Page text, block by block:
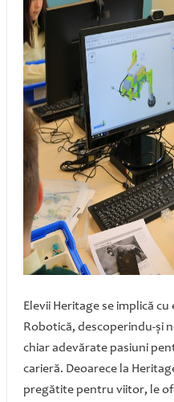
Elevii Heritage se implică
Robotică, descoperindu-şi
chiar adevărate pasiuni
carieră. Deoarece la
pregătite pentru viitor, le